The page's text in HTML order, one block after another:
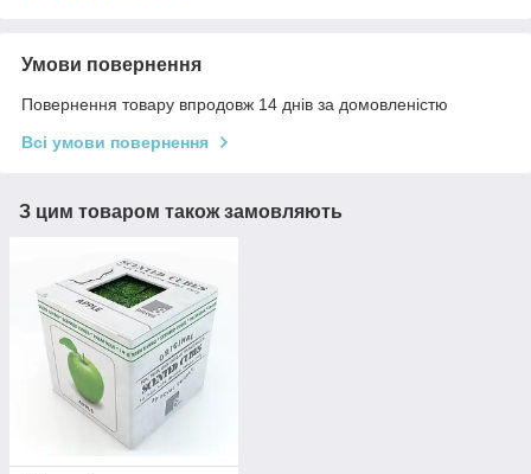
Умови повернення
Повернення товару впродовж 14 днів за домовленістю
Всі умови повернення
З цим товаром також замовляють